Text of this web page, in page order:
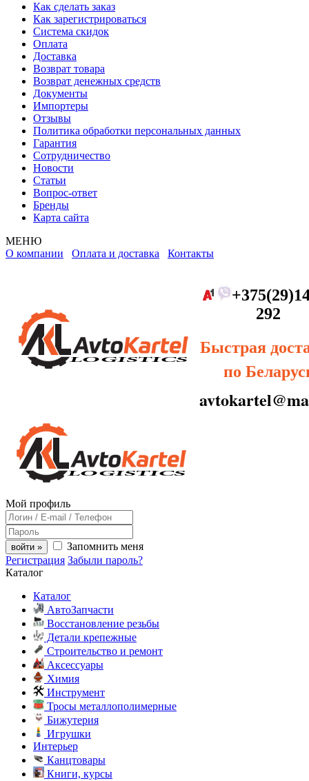
Как сделать заказ
Как зарегистрироваться
Система скидок
Оплата
Доставка
Возврат товара
Возврат денежных средств
Документы
Импортеры
Отзывы
Политика обработки персональных данных
Гарантия
Сотрудничество
Новости
Статьи
Вопрос-ответ
Бренды
Карта сайта
МЕНЮ
О компании Оплата и доставка Контакты
292
Быстрая
по
Мой профиль
войти »
Запомнить меня
Регистрация Забыли пароль?
Каталог
Каталог
АвтоЗапчасти
Восстановление резьбы
Детали крепежные
Строительство и ремонт
Аксессуары
Химия
Инструмент
Тросы металлополимерные
Бижутерия
Игрушки
Интерьер
Канцтовары
Книги, курсы